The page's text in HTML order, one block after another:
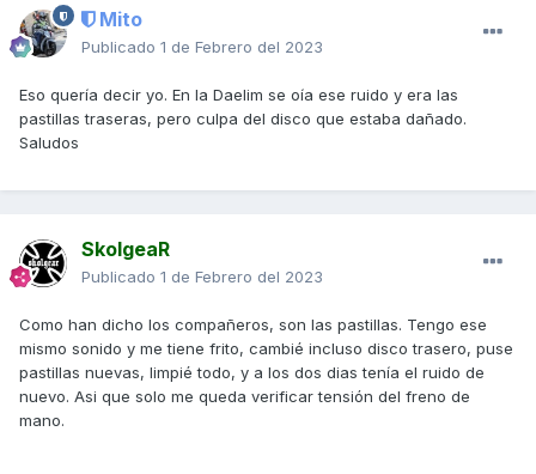
Un saludo
Mito
Publicado 1 de Febrero del 2023
Eso quería decir yo. En la Daelim se oía ese ruido y era las
pastillas traseras, pero culpa del disco que estaba dañado.
Saludos
SkolgeaR
Publicado 1 de Febrero del 2023
Como han dicho los compañeros, son las pastillas. Tengo ese
mismo sonido y me tiene frito, cambié incluso disco trasero, puse
pastillas nuevas, limpié todo, y a los dos dias tenía el ruido de
nuevo. Asi que solo me queda verificar tensión del freno de
mano.